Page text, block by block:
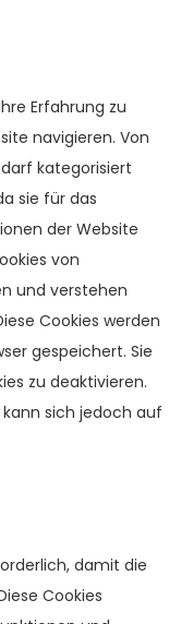
Erfahrung zu
navigieren. Von
kategorisiert
sie für das
der Website
von
und verstehen
Cookies werden
gespeichert. Sie
zu deaktivieren.
sich jedoch auf
damit die
Cookies